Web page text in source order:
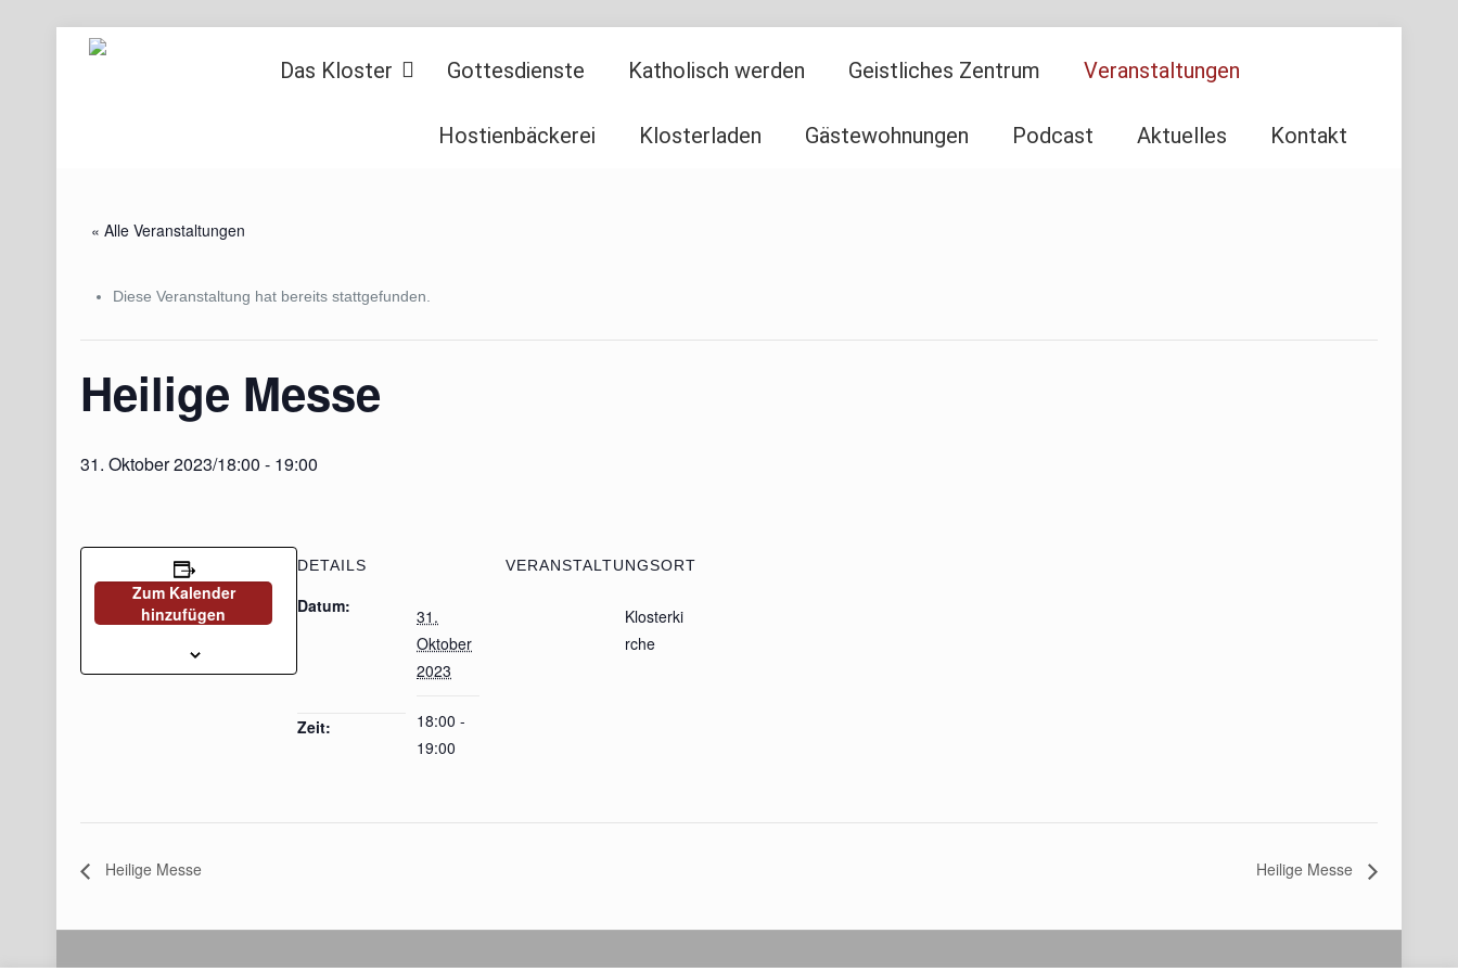
Das Kloster Gottesdienste Katholisch werden Geistliches Zentrum Veranstaltungen
Hostienbäckerei Klosterladen Gästewohnungen Podcast Aktuelles Kontakt
« Alle Veranstaltungen
Diese Veranstaltung hat bereits stattgefunden.
Heilige Messe
31. Oktober 2023/18:00 - 19:00
Zum Kalender
hinzufügen
DETAILS
Datum:
31.
Oktober
2023
Zeit:
18:00 -
19:00
VERANSTALTUNGSORT
Klosterki
rche
Heilige Messe Heilige Messe